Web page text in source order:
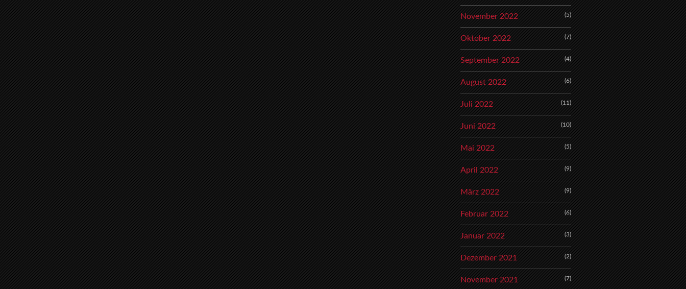
November 2022 (5)
Oktober 2022 (7)
September 2022 (4)
August 2022 (6)
Juli 2022 (11)
Juni 2022 (10)
Mai 2022 (5)
April 2022 (9)
März 2022 (9)
Februar 2022 (6)
Januar 2022 (3)
Dezember 2021 (2)
November 2021 (7)